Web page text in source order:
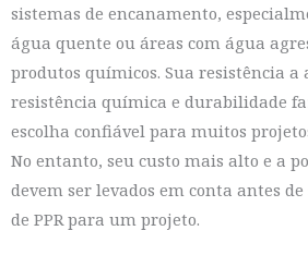
sistemas de encanamento,
água quente ou áreas com água
produtos químicos. Sua resistência
resistência química e durabilidade
escolha confiável para muitos
No entanto, seu custo mais alto e a
devem ser levados em conta antes
de PPR para um projeto.